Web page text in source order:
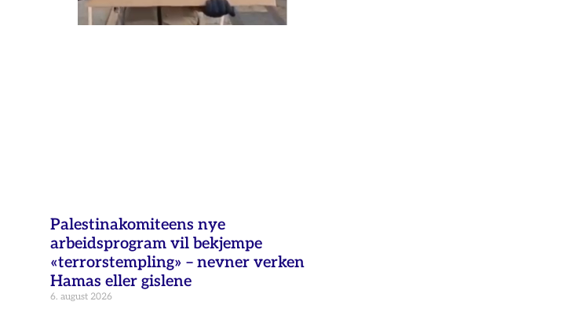
Palestinakomiteens nye
arbeidsprogram vil bekjempe
«terrorstempling» – nevner verken
Hamas eller gislene
6. august 2026